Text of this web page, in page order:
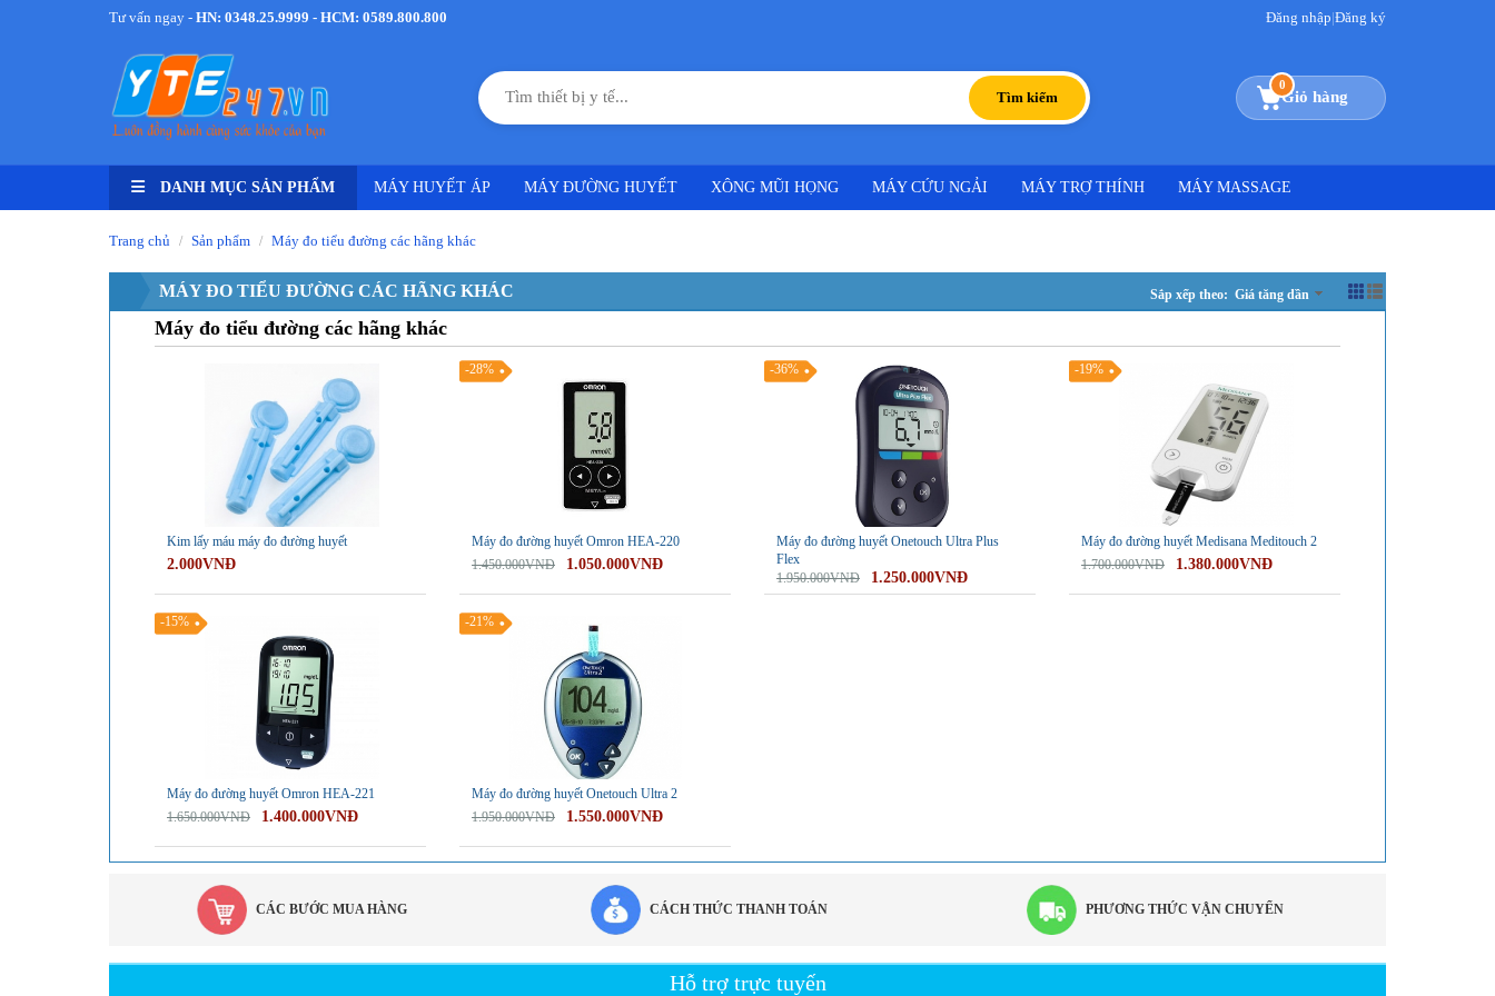
Tư vấn ngay - HN: 0348.25.9999 - HCM: 0589.800.800 Đăng nhập|Đăng ký
Tìm kiếm
0
Giỏ hàng
DANH MỤC SẢN PHẨM MÁY HUYẾT ÁP MÁY ĐƯỜNG HUYẾT XÔNG MŨI HỌNG MÁY CỨU NGẢI MÁY TRỢ THÍNH MÁY MASSAGE
Trang chủ / Sản phẩm / Máy đo tiểu đường các hãng khác
MÁY ĐO TIỂU ĐƯỜNG CÁC HÃNG KHÁC Sắp xếp theo: Giá tăng dần
Máy đo tiểu đường các hãng khác
Kim lấy máu máy đo đường huyết
2.000VNĐ
Máy đo đường huyết Omron HEA-220
1.450.000VNĐ
1.050.000VNĐ
-28%
Máy đo đường huyết Onetouch Ultra Plus
Flex
1.950.000VNĐ
1.250.000VNĐ
-36%
Máy đo đường huyết Medisana Meditouch 2
1.700.000VNĐ
1.380.000VNĐ
-19%
Máy đo đường huyết Omron HEA-221
1.650.000VNĐ
1.400.000VNĐ
-15%
Máy đo đường huyết Onetouch Ultra 2
1.950.000VNĐ
1.550.000VNĐ
-21%
CÁC BƯỚC MUA HÀNG CÁCH THỨC THANH TOÁN PHƯƠNG THỨC VẬN CHUYỂN
Hỗ trợ trực tuyến